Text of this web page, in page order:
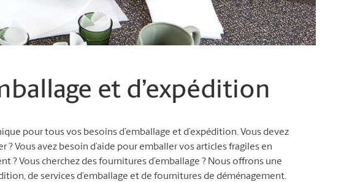
et d’expédition
pour tous vos besoins d’emballage et d’expédition. Vous devez
? Vous avez besoin d’aide pour emballer vos articles fragiles en
? Vous cherchez des fournitures d’emballage ? Nous offrons une
de services d’emballage et de fournitures de déménagement.